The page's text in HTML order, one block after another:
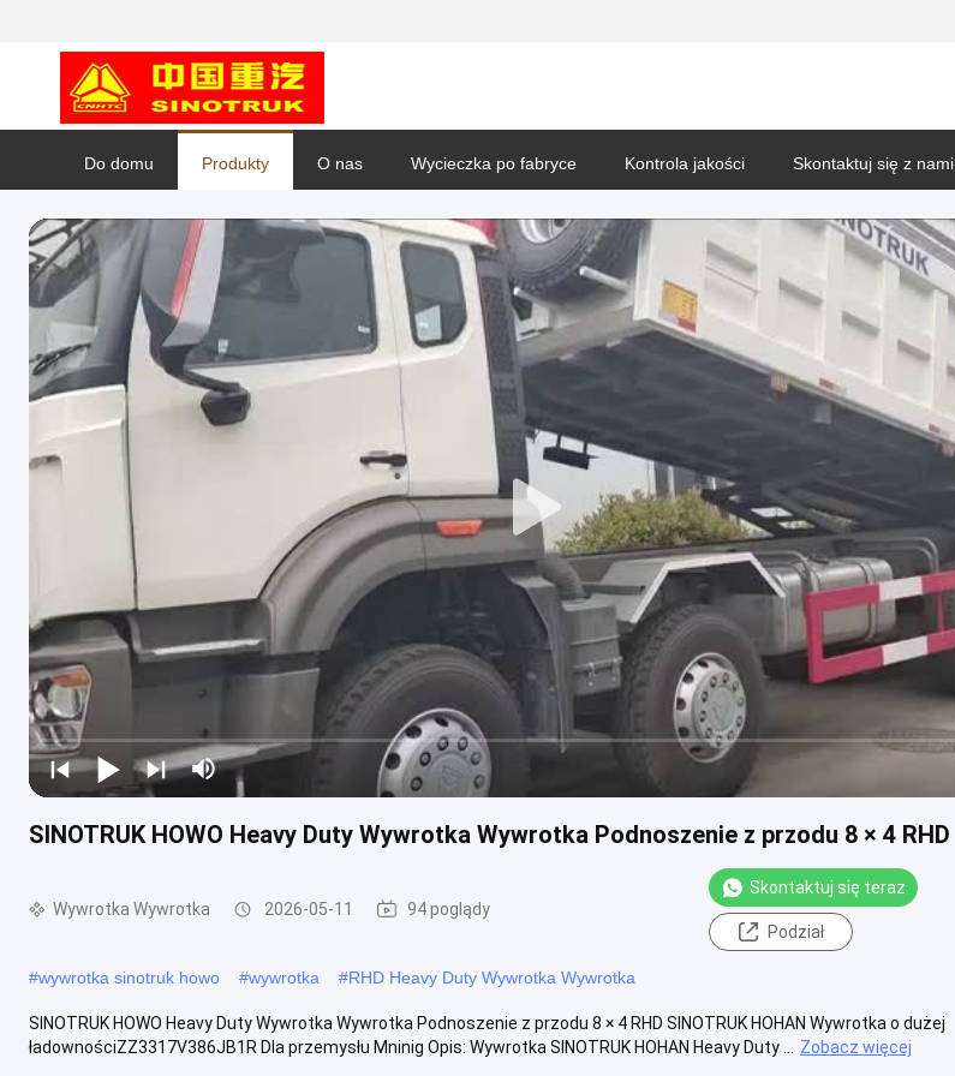
Do domu Produkty O nas Wycieczka po fabryce Kontrola jakości Skontaktuj się z nami
SINOTRUK HOWO Heavy Duty Wywrotka Wywrotka Podnoszenie z przodu 8 × 4 RHD
Wywrotka Wywrotka 2026-05-11 94 poglądy
Skontaktuj się teraz
Podział
#wywrotka sinotruk howo #wywrotka #RHD Heavy Duty Wywrotka Wywrotka
SINOTRUK HOWO Heavy Duty Wywrotka Wywrotka Podnoszenie z przodu 8 × 4 RHD SINOTRUK HOHAN Wywrotka o dużej
ładownościZZ3317V386JB1R Dla przemysłu Mninig Opis: Wywrotka SINOTRUK HOHAN Heavy Duty ...
Zobacz więcej